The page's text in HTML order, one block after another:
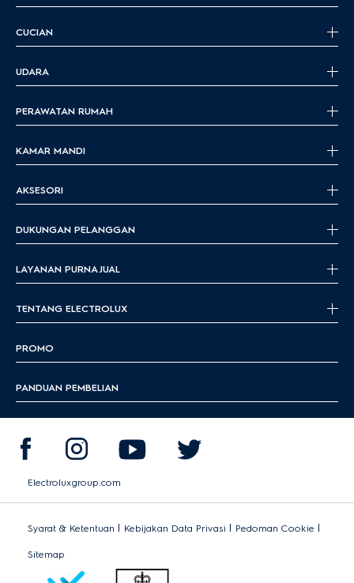
CUCIAN
UDARA
PERAWATAN RUMAH
KAMAR MANDI
AKSESORI
DUKUNGAN PELANGGAN
LAYANAN PURNA JUAL
TENTANG ELECTROLUX
PROMO
PANDUAN PEMBELIAN
Electroluxgroup.com
Syarat & Ketentuan | Kebijakan Data Privasi | Pedoman Cookie |
Sitemap